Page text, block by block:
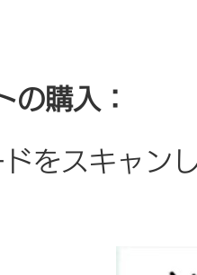
の購入：
をスキャン